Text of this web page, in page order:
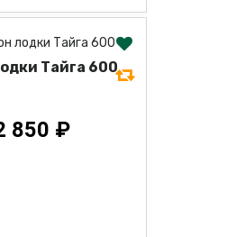
Тайга 600
850 ₽